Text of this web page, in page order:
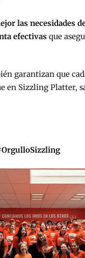
las necesidades
efectivas que
garantizan que
en Sizzling Platter,